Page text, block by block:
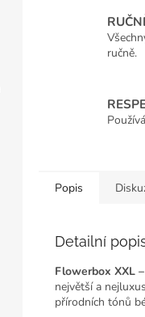
ručně.
Popis
Detailní
Flowerbox XXL
největší a
přírodních tónů